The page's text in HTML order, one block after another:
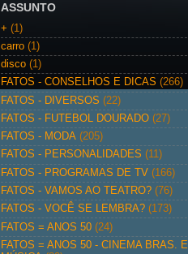
ASSUNTO
+ (1)
carro (1)
disco (1)
FATOS - CONSELHOS E DICAS (266)
FATOS - DIVERSOS (22)
FATOS - FUTEBOL DOURADO (27)
FATOS - MODA (205)
FATOS - PERSONALIDADES (11)
FATOS - PROGRAMAS DE TV (166)
FATOS - VAMOS AO TEATRO? (76)
FATOS - VOCÊ SE LEMBRA? (173)
FATOS = ANOS 50 (24)
FATOS = ANOS 50 - CINEMA BRAS. E